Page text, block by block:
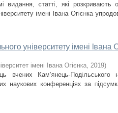
видання, статті, які розкривають
імені Івана Огієнка
університету імені Івана
імені Івана Огієнка, 2019)
вчених Кам’янець-Подільського
наукових конференціях за